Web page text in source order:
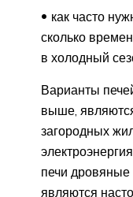
как часто
сколько
в холодный
Варианты
выше,
загородных
печи дровяные
являются